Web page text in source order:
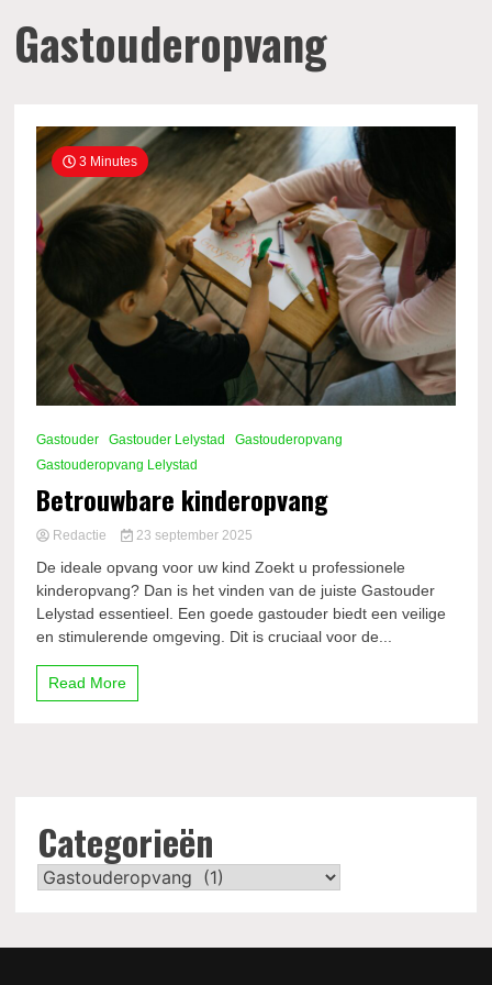
Gastouderopvang
3 Minutes
Gastouder Gastouder Lelystad
Gastouderopvang
Gastouderopvang Lelystad
Betrouwbare kinderopvang
Redactie 23 september 2025
De ideale opvang voor uw kind Zoekt u professionele
kinderopvang? Dan is het vinden van de juiste Gastouder
Lelystad essentieel. Een goede gastouder biedt een veilige
en stimulerende omgeving. Dit is cruciaal voor de...
Read More
Categorieën
Categorieën